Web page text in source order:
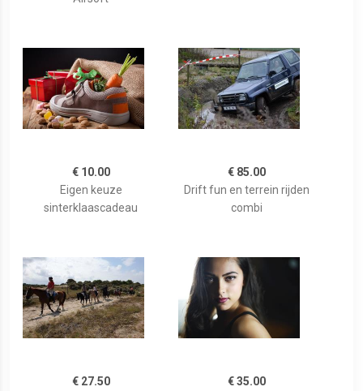
€ 10.00
Eigen keuze
sinterklaascadeau
€ 85.00
Drift fun en terrein rijden
combi
€ 27.50 € 35.00